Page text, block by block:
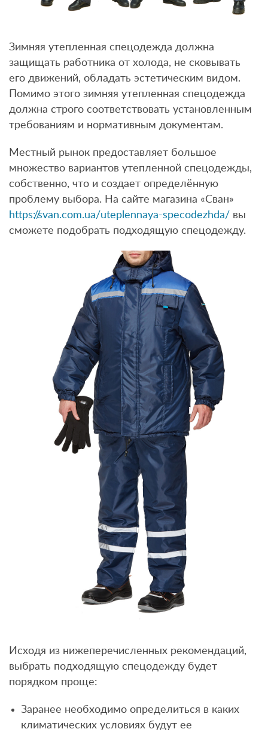
Зимняя утепленная спецодежда должна
защищать работника от холода, не сковывать
его движений, обладать эстетическим видом.
Помимо этого зимняя утепленная спецодежда
должна строго соответствовать установленным
требованиям и нормативным документам.
Местный рынок предоставляет большое
множество вариантов утепленной спецодежды,
собственно, что и создает определённую
проблему выбора. На сайте магазина «Сван»
https://svan.com.ua/uteplennaya-specodezhda/ вы
сможете подобрать подходящую спецодежду.
Исходя из нижеперечисленных рекомендаций,
выбрать подходящую спецодежду будет
порядком проще:
Заранее необходимо определиться в каких
климатических условиях будут ее